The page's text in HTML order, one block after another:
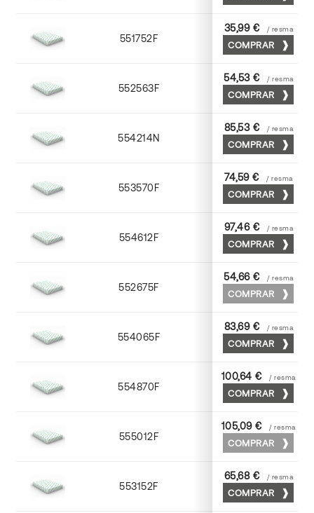
551752F 52 x 70
35,99 € / resma
COMPRAR
552563F 63 x 88
54,53 € / resma
COMPRAR
554214N 72 x 102
85,53 € / resma
COMPRAR
553570F 70 x 100
74,59 € / resma
COMPRAR
554612F 72 x 102
97,46 € / resma
COMPRAR
552675F 75 x 53
54,66 € / resma
COMPRAR
554065F 65 x 90
83,69 € / resma
COMPRAR
554870F 70 x 100
100,64 € / resma
COMPRAR
555012F 72 x 102
105,09 € / resma
COMPRAR
553152F 52 x 70
65,68 € / resma
COMPRAR